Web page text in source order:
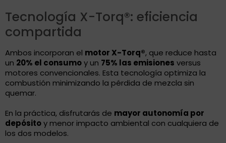
Tecnología X-Torq®: eficiencia
compartida
Ambos incorporan el motor X-Torq®, que reduce hasta
un 20% el consumoy un 75% las emisiones versus
motores convencionales. Esta tecnología optimiza la
combustión minimizando la pérdida de mezcla sin
quemar.
En la práctica, disfrutarás de mayor autonomía por
depósitoy menor impacto ambiental con cualquiera de
los dos modelos.